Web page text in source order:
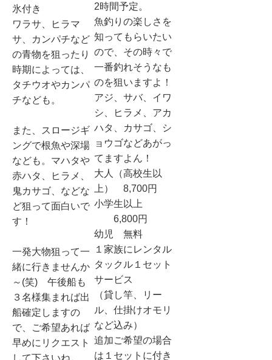
氷付き
ワラサ、ヒラマ
サ、カンパチなど
の青物を狙ったり
時期によっては、
タチウオやカンパ
チなども。
また、スロージギ
ングで根魚や深場
なども。マハタや
赤ハタ、ヒラメ、
鬼カサゴ、などな
ど狙って面白いで
す！
一発大物狙って一
緒に行きませんか
～(笑) 午後船も
３名様集まれば出
船確定しますの
で、ご希望あれば
早めにリクエスト
して下さいね。
2時間予定。
魚釣りの楽しさを
知ってもらいたい
ので、その時々で
一番釣れそうなも
のを狙いますよ！
アジ、サバ、イワ
シ、ヒラメ、アカ
ハタ、カサゴ、シ
ョウゴなどあがっ
てますよん！
大人（高校生以
上） 8,700円
小学生以上
6,800円
幼児 無料
１家族にレンタル
タックル１セット
サービス
（貸し竿、リー
ル、仕掛けオモリ
など込み）
追加ご希望の場合
は１セットに付き